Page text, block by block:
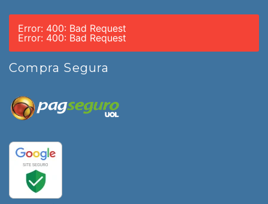
Error: 400: Bad Request
Error: 400: Bad Request
Compra Segura